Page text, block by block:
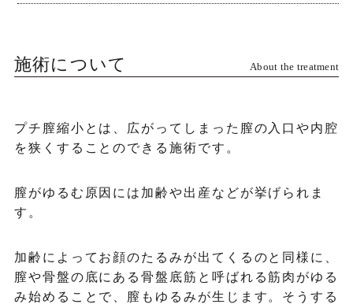
施術について About the treatment
プチ膣縮小とは、広がってしまった膣の入口や内腔
を狭くすることのできる施術です。
膣がゆるむ原因には加齢や出産などが挙げられま
す。
加齢によってお顔のたるみが出てくるのと同様に、
膣や骨盤の底にある骨盤底筋と呼ばれる筋肉がゆる
み始めることで、膣もゆるみが生じます。そうする